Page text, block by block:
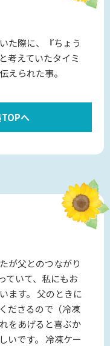
た際に、『ちょう
考えていたタイミ
えられた事。
へ
が父とのつながり
ていて、私にもお
ます。 父のときに
ださるので（冷凍
をあげると喜ぶか
いです。 冷凍ケー